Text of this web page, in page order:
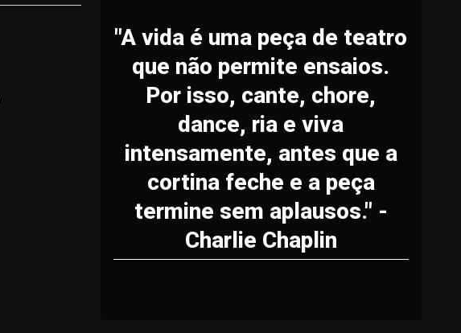
"A vida é uma peça de teatro
que não permite ensaios.
Por isso, cante, chore,
dance, ria e viva
intensamente, antes que a
cortina feche e a peça
termine sem aplausos." -
Charlie Chaplin